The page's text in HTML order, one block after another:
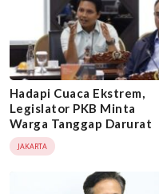
Hadapi Cuaca Ekstrem,
Legislator PKB Minta
Warga Tanggap Darurat
JAKARTA